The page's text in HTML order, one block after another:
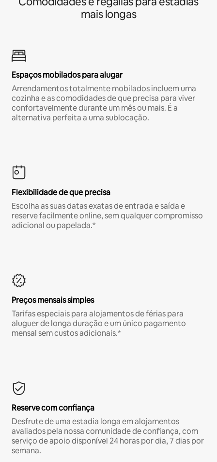
mais longas
Espaços mobilados para alugar
Arrendamentos totalmente mobilados incluem uma
cozinha e as comodidades de que precisa para viver
confortavelmente durante um mês ou mais. É a
alternativa perfeita a uma sublocação.
Flexibilidade de que precisa
Escolha as suas datas exatas de entrada e saída e
reserve facilmente online, sem qualquer compromisso
adicional ou papelada.*
Preços mensais simples
Tarifas especiais para alojamentos de férias para
aluguer de longa duração e um único pagamento
mensal sem custos adicionais.*
Reserve com confiança
Desfrute de uma estadia longa em alojamentos
avaliados pela nossa comunidade de confiança, com
serviço de apoio disponível 24 horas por dia, 7 dias por
semana.